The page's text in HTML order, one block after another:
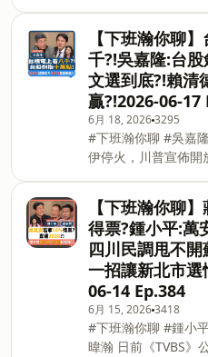
民黨最大的母雞，但
長，怎麼會提出要廢
題，難道他開始為
大家繼續觀察。 -- Hosting provided by
SoundOn
作為，力爭形成「不
對台政策，往往聚
統」，對岸正在尋找
嗎？對此，台大政治
示，「不統而統」沒
們現在不用太擔心，
和統之外的第三條路
果真有第三條路，大
近期國共交流主旋律
「反軍購」。若打
高，中共是否想藉
居正認為，近期在各
平、談判，這樣有
雨後春筍般冒出，背
的就是希望台灣接受
制。 -- Hosting
【下班瀚你聊
千?!吳嘉隆:台
文選到底?!賴清
贏?!2026-06-17
6月 18, 20263295
#下班瀚你聊 #吳嘉隆
伊停火，川普宣佈開
準會還會升息嗎？當
麽台股漲幅卻相對
電，現在還是買進台
此，總體經濟學家
的營收與獲利觀察，
塊，用本益比25倍計
也不意外。目前對台
是8千元，如果成真
看到10萬點。 鄭麗文日前率團訪美，針對
【下班瀚你聊
得票?鍾小平:萬
四川民調甩不
一招讓新北市
06-14 Ep.384
6月 15, 20263418
#下班瀚你聊 #鍾小
暐瀚 日前《TVBS》公布台北市長選情民